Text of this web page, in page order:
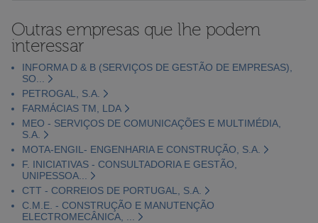
Outras empresas que lhe podem
interessar
INFORMA D & B (SERVIÇOS DE GESTÃO DE EMPRESAS),
SO...
PETROGAL, S.A.
FARMÁCIAS TM, LDA
MEO - SERVIÇOS DE COMUNICAÇÕES E MULTIMÉDIA,
S.A.
MOTA-ENGIL- ENGENHARIA E CONSTRUÇÃO, S.A.
F. INICIATIVAS - CONSULTADORIA E GESTÃO,
UNIPESSOA...
CTT - CORREIOS DE PORTUGAL, S.A.
C.M.E. - CONSTRUÇÃO E MANUTENÇÃO
ELECTROMECÂNICA, ...